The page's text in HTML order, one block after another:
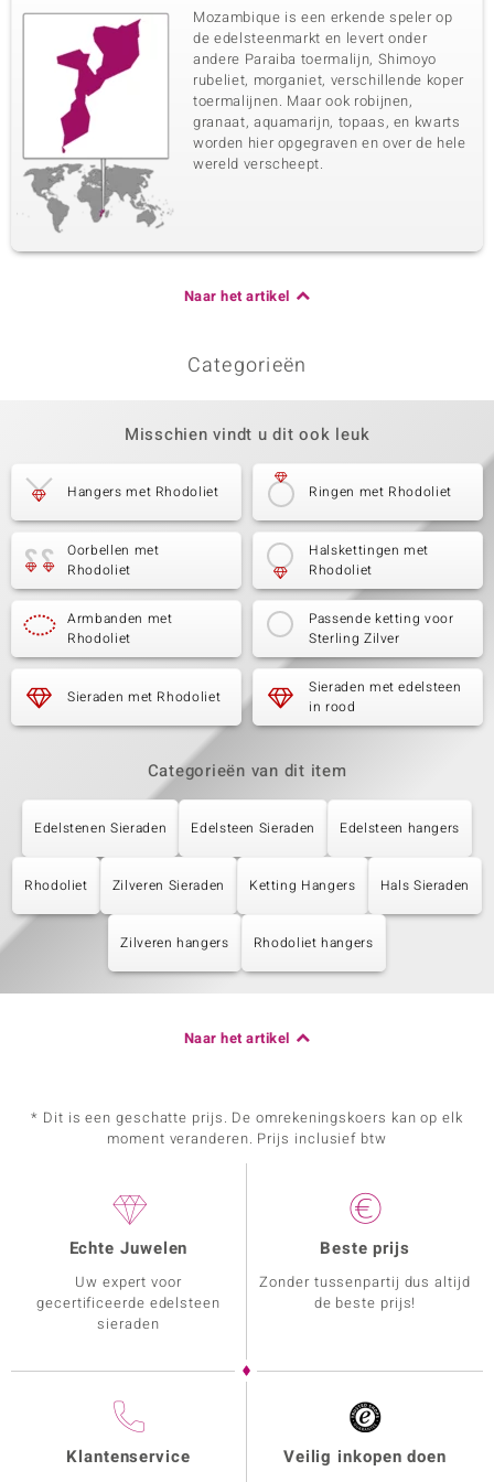
Mozambique is een erkende speler op
de edelsteenmarkt en levert onder
andere Paraiba toermalijn, Shimoyo
rubeliet, morganiet, verschillende koper
toermalijnen. Maar ook robijnen,
granaat, aquamarijn, topaas, en kwarts
worden hier opgegraven en over de hele
wereld verscheept.
Naar het artikel
Categorieën
Misschien vindt u dit ook leuk
Hangers met Rhodoliet Ringen met Rhodoliet
Oorbellen met
Rhodoliet
Halskettingen met
Rhodoliet
Armbanden met
Rhodoliet
Passende ketting voor
Sterling Zilver
Sieraden met Rhodoliet
Sieraden met edelsteen
in rood
Categorieën van dit item
Edelstenen Sieraden Edelsteen Sieraden Edelsteen hangers
Rhodoliet Zilveren Sieraden Ketting Hangers Hals Sieraden
Zilveren hangers Rhodoliet hangers
Naar het artikel
* Dit is een geschatte prijs. De omrekeningskoers kan op elk
moment veranderen. Prijs inclusief btw
Echte Juwelen
Uw expert voor
gecertificeerde edelsteen
sieraden
Beste prijs
Zonder tussenpartij dus altijd
de beste prijs!
Klantenservice Veilig inkopen doen